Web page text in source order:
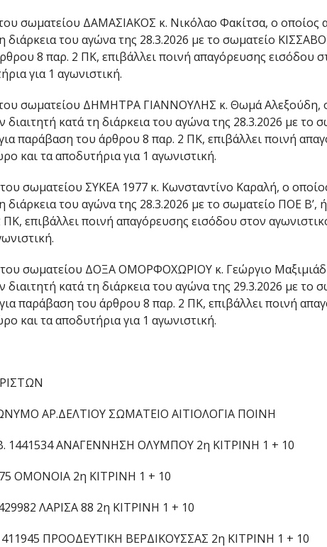
σωματείου ΔΑΜΑΣΙΑΚΟΣ κ. Νικόλαο Φακίτσα, ο οποίος
διάρκεια του αγώνα της 28.3.2026 με το σωματείο
8 παρ. 2 ΠΚ, επιβάλλει ποινή απαγόρευσης εισόδου
για 1 αγωνιστική.
σωματείου ΔΗΜΗΤΡΑ ΓΙΑΝΝΟΥΛΗΣ κ. Θωμά Αλεξούδη,
κατά τη διάρκεια του αγώνα της 28.3.2026 με το
παράβαση του άρθρου 8 παρ. 2 ΠΚ, επιβάλλει ποινή
και τα αποδυτήρια για 1 αγωνιστική.
σωματείου ΣΥΚΕΑ 1977 κ. Κωνσταντίνο Καραλή, ο
διάρκεια του αγώνα της 28.3.2026 με το σωματείο ΠΟΕ Β’,
επιβάλλει ποινή απαγόρευσης εισόδου στον
σωματείου ΔΟΞΑ ΟΜΟΡΦΟΧΩΡΙΟΥ κ. Γεώργιο
κατά τη διάρκεια του αγώνα της 29.3.2026 με το
παράβαση του άρθρου 8 παρ. 2 ΠΚ, επιβάλλει ποινή
και τα αποδυτήρια για 1 αγωνιστική.
ΑΡ.ΔΕΛΤΙΟΥ ΣΩΜΑΤΕΙΟ ΑΙΤΙΟΛΟΓΙΑ ΠΟΙΝΗ
1441534 ΑΝΑΓΕΝΝΗΣΗ ΟΛΥΜΠΟΥ 2η ΚΙΤΡΙΝΗ 1 + 10
ΟΜΟΝΟΙΑ 2η ΚΙΤΡΙΝΗ 1 + 10
ΛΑΡΙΣΑ 88 2η ΚΙΤΡΙΝΗ 1 + 10
ΠΡΟΟΔΕΥΤΙΚΗ ΒΕΡΔΙΚΟΥΣΣΑΣ 2η ΚΙΤΡΙΝΗ 1 + 10